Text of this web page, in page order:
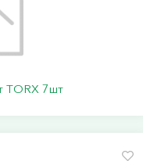
TORX 7шт